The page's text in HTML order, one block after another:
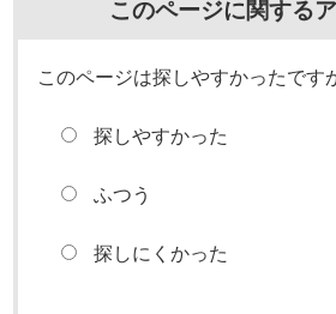
このページに関する
このページは探しやすかったです
探しやすかった
ふつう
探しにくかった